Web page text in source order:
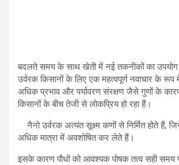
बदलते समय के साथ खेती में नई तकनीकों का उपयोग
उर्वरक किसानों के लिए एक महत्वपूर्ण नवाचार के
अधिक प्रभाव और पर्यावरण संरक्षण जैसे गुणों के
किसानों के बीच तेजी से लोकप्रिय हो रहा हैं।
नैनो उर्वरक अत्यंत सूक्ष्म कणों से निर्मित होते हैं,
अधिक मात्रा में अवशोषित कर लेते हैं।
इसके कारण पौधों को आवश्यक पोषक तत्व सही समय